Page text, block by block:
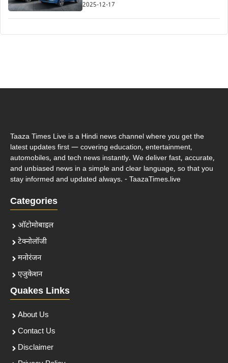
2025-12-17
Taaza Times Live is a Hindi news channel where you get the
latest updates first — covering education, entertainment,
automobiles, and tech news instantly. We deliver fast, accurate,
and unbiased news in a simple and clear language, so that you
stay informed and updated always. - TaazaTimes.live
Categories
ऑटोमोबाइल
टेक्नोलॉजी
मनोरंजन
एजुकेशन
Quakes Links
About Us
Contact Us
Disclaimer